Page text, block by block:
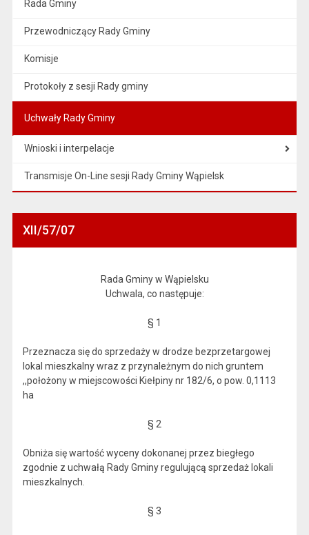
Rada Gminy
Przewodniczący Rady Gminy
Komisje
Protokoły z sesji Rady gminy
Uchwały Rady Gminy
Wnioski i interpelacje
Transmisje On-Line sesji Rady Gminy Wąpielsk
XII/57/07
Rada Gminy w Wąpielsku
Uchwala, co następuje:
§ 1
Przeznacza się do sprzedaży w drodze bezprzetargowej
lokal mieszkalny wraz z przynależnym do nich gruntem
,,położony w miejscowości Kiełpiny nr 182/6, o pow. 0,1113
ha
§ 2
Obniża się wartość wyceny dokonanej przez biegłego
zgodnie z uchwałą Rady Gminy regulującą sprzedaż lokali
mieszkalnych.
§ 3